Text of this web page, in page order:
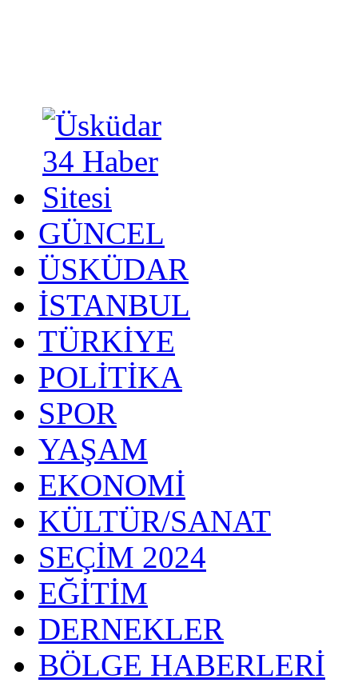
GÜNCEL
ÜSKÜDAR
İSTANBUL
TÜRKİYE
POLİTİKA
SPOR
YAŞAM
EKONOMİ
KÜLTÜR/SANAT
SEÇİM 2024
EĞİTİM
DERNEKLER
BÖLGE HABERLERİ